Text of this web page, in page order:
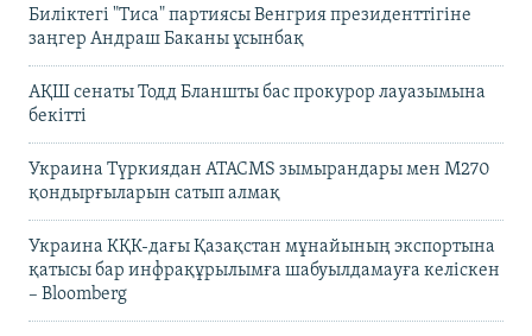
Биліктегі "Тиса" партиясы Венгрия президенттігіне
заңгер Андраш Баканы ұсынбақ
АҚШ сенаты Тодд Бланшты бас прокурор лауазымына
бекітті
Украина Түркиядан ATACMS зымырандары мен M270
қондырғыларын сатып алмақ
Украина КҚК-дағы Қазақстан мұнайының экспортына
қатысы бар инфрақұрылымға шабуылдамауға келіскен
– Bloomberg